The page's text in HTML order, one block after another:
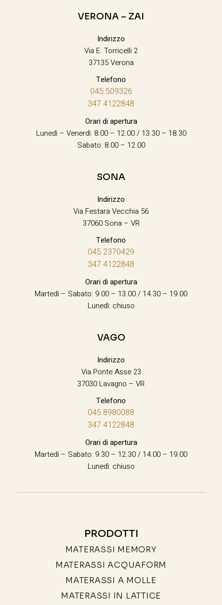
VERONA – ZAI
Indirizzo
Via E. Torricelli 2
37135 Verona
Telefono
045 509326
347 4122848
Orari di apertura
Lunedì – Venerdì: 8.00 – 12.00 / 13.30 – 18.30
Sabato: 8.00 – 12.00
SONA
Indirizzo
Via Festara Vecchia 56
37060 Sona – VR
Telefono
045 2370429
347 4122848
Orari di apertura
Martedì – Sabato: 9.00 – 13.00 / 14.30 – 19.00
Lunedì: chiuso
VAGO
Indirizzo
Via Ponte Asse 23
37030 Lavagno – VR
Telefono
045 8980088
347 4122848
Orari di apertura
Martedì – Sabato: 9.30 – 12.30 / 14.00 – 19.00
Lunedì: chiuso
PRODOTTI
MATERASSI MEMORY
MATERASSI ACQUAFORM
MATERASSI A MOLLE
MATERASSI IN LATTICE